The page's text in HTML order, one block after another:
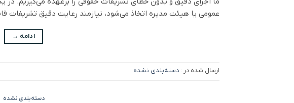
عمومی یا هیئت مدیره اتخاذ می‌شود، نیازمند رعایت دقیق تشریفات
ادامه →
ارسال شده در : دسته‌بندی نشده
دسته‌بندی نشده